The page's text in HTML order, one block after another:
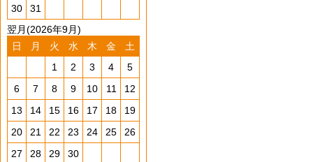
30
31
翌月(2026年9月)
日
月 火 水 木 金
土
1
2 3 4
5
6
7 8 9 10 11
12
13
14 15 16 17 18
19
20
21 22 23 24 25
26
27
28 29
30